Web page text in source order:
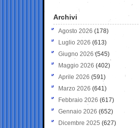
Archivi
Agosto 2026 (178)
Luglio 2026 (613)
Giugno 2026 (545)
Maggio 2026 (402)
Aprile 2026 (591)
Marzo 2026 (641)
Febbraio 2026 (617)
Gennaio 2026 (652)
Dicembre 2025 (627)